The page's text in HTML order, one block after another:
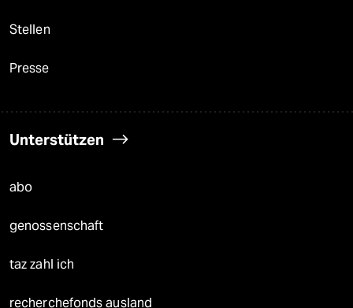
Stellen
Presse
Unterstützen
abo
genossenschaft
taz zahl ich
recherchefonds ausland